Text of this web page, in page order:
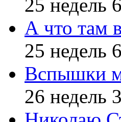
25 недель
А что там
25 недель
Вспышки
26 недель